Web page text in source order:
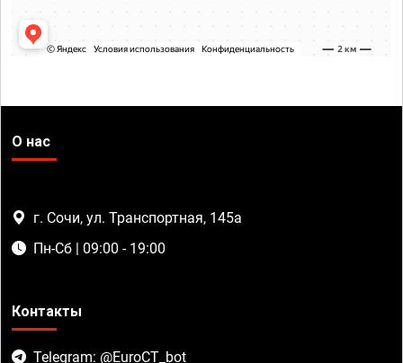
О нас
г. Сочи, ул. Транспортная, 145а
Пн-Сб | 09:00 - 19:00
Контакты
Telegram: @EuroCT_bot